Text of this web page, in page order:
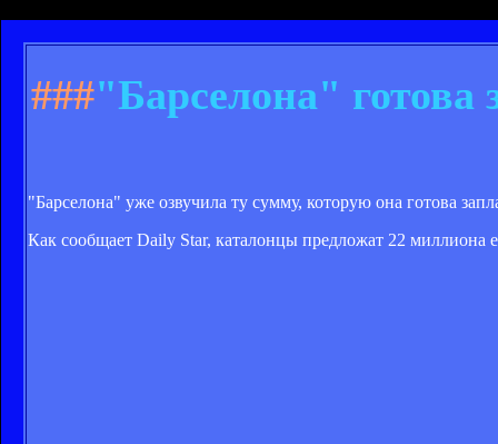
###"Барселона" готова
"Барселона" уже озвучила ту сумму, которую она готова
Как сообщает Daily Star, каталонцы предложат 22 миллиона